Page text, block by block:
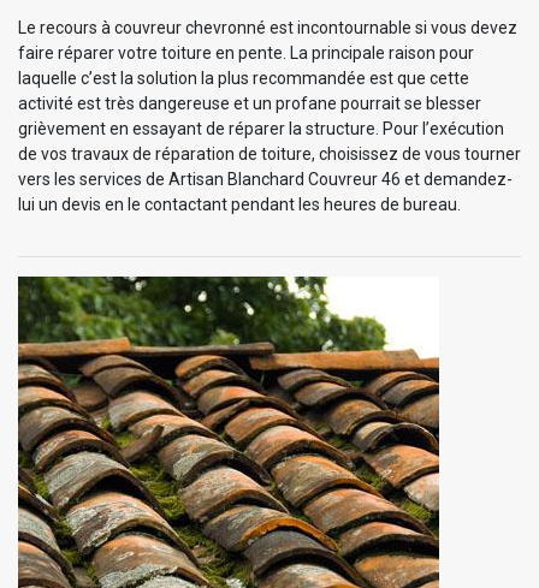
Le recours à couvreur chevronné est incontournable si vous devez
faire réparer votre toiture en pente. La principale raison pour
laquelle c’est la solution la plus recommandée est que cette
activité est très dangereuse et un profane pourrait se blesser
grièvement en essayant de réparer la structure. Pour l’exécution
de vos travaux de réparation de toiture, choisissez de vous tourner
vers les services de Artisan Blanchard Couvreur 46 et demandez-
lui un devis en le contactant pendant les heures de bureau.